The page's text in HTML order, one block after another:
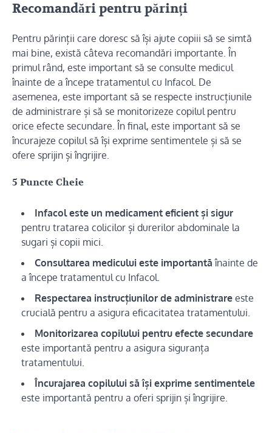
Recomandări pentru părinți
Pentru părinții care doresc să își ajute copiii să se simtă
mai bine, există câteva recomandări importante. În
primul rând, este important să se consulte medicul
înainte de a începe tratamentul cu Infacol. De
asemenea, este important să se respecte instrucțiunile
de administrare și să se monitorizeze copilul pentru
orice efecte secundare. În final, este important să se
încurajeze copilul să își exprime sentimentele și să se
ofere sprijin și îngrijire.
5 Puncte Cheie
Infacol este un medicament eficient și sigur
pentru tratarea colicilor și durerilor abdominale la
sugari și copii mici.
Consultarea medicului este importantă înainte de
a începe tratamentul cu Infacol.
Respectarea instrucțiunilor de administrare este
crucială pentru a asigura eficacitatea tratamentului.
Monitorizarea copilului pentru efecte secundare
este importantă pentru a asigura siguranța
tratamentului.
Încurajarea copilului să își exprime sentimentele
este importantă pentru a oferi sprijin și îngrijire.